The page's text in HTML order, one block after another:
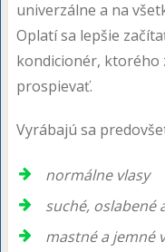
univerzálne a na
Oplatí sa lepšie
kondicionér, ktorého
prospievať.
Vyrábajú sa
normálne vlasy
suché, oslabené
mastné a jemné